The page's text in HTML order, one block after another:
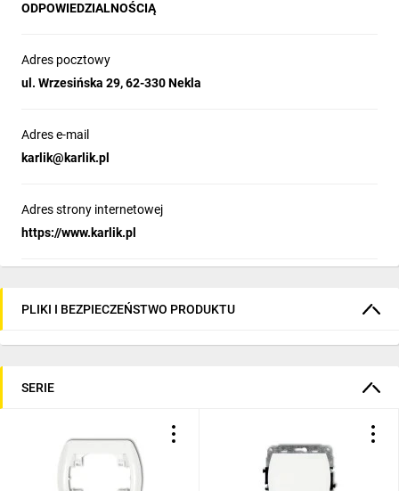
ODPOWIEDZIALNOŚCIĄ
Adres pocztowy
ul. Wrzesińska 29, 62-330 Nekla
Adres e-mail
karlik@karlik.pl
Adres strony internetowej
https://www.karlik.pl
PLIKI I BEZPIECZEŃSTWO PRODUKTU
SERIE